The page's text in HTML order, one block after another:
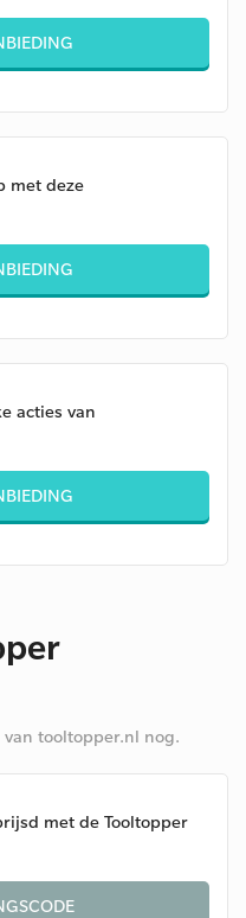
met deze
acties van
tooltopper.nl nog.
met de Tooltopper